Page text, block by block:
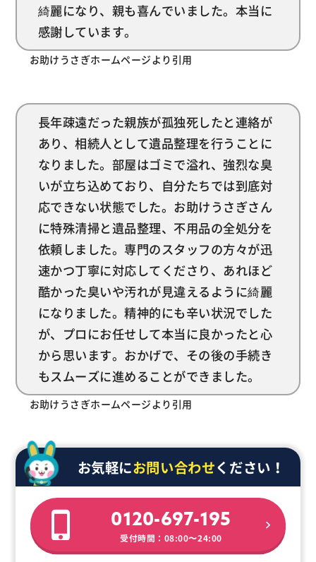
綺麗になり、親も喜んでいました。本当に
感謝しています。
お助けうさぎホームページより引用
長年疎遠だった親族が孤独死したと連絡が
あり、相続人として遺品整理を行うことに
なりました。部屋はゴミで溢れ、強烈な臭
いが立ち込めており、自分たちでは到底対
応できない状態でした。お助けうさぎさん
に特殊清掃と遺品整理、不用品の全処分を
依頼しました。専門のスタッフの方々が迅
速かつ丁寧に対応してくださり、あれほど
酷かった臭いや汚れが見違えるように綺麗
になりました。精神的にも辛い状況でした
が、プロにお任せして本当に良かったと心
から思います。おかげで、その後の手続き
もスムーズに進めることができました。
お助けうさぎホームページより引用
お気軽にお問い合わせください！
0120-697-195
受付時間：08:00〜24:00